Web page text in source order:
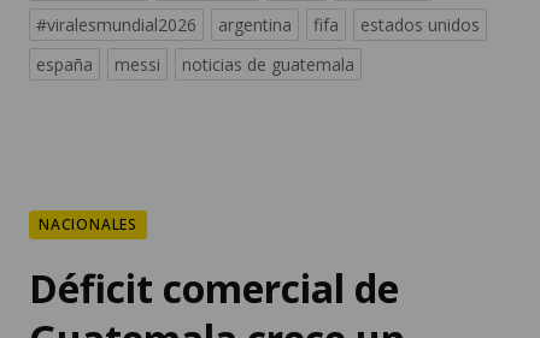
#viralesmundial2026
argentina fifa
estados unidos
españa
messi noticias de guatemala
NACIONALES
Déficit comercial de